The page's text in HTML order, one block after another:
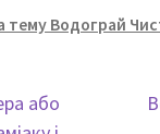
вибрати
товару
тему Водограй
або